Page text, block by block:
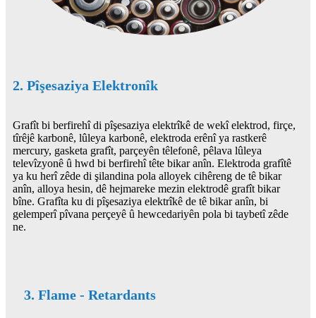
2. Pîşesaziya Elektronîk
Grafît bi berfirehî di pîşesaziya elektrîkê de wekî elektrod, firçe,
tîrêjê karbonê, lûleya karbonê, elektroda erênî ya rastkerê
mercury, gasketa grafît, parçeyên têlefonê, pêlava lûleya
televîzyonê û hwd bi berfirehî tête bikar anîn. Elektroda grafîtê
ya ku herî zêde di şilandina pola alloyek cihêreng de tê bikar
anîn, alloya hesin, dê hejmareke mezin elektrodê grafît bikar
bîne. Grafîta ku di pîşesaziya elektrîkê de tê bikar anîn, bi
gelemperî pîvana perçeyê û hewcedariyên pola bi taybetî zêde
ne.
3. Flame - Retardants